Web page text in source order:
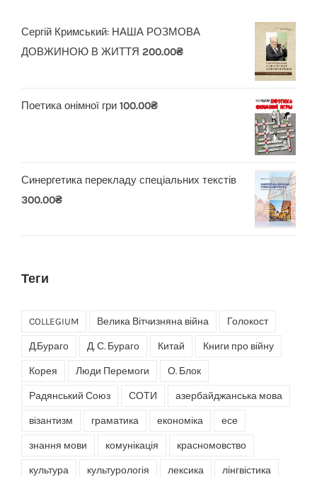
Сергій Кримський: НАША РОЗМОВА
ДОВЖИНОЮ В ЖИТТЯ 200.00₴
Поетика онімної гри 100.00₴
Синергетика перекладу спеціальних текстів
300.00₴
Теги
COLLEGIUM Велика Вітчизняна війна Голокост
Д.Бураго Д. С. Бураго Китай Книги про війну
Корея Люди Перемоги О. Блок
Радянський Союз СОТИ азербайджанська мова
візантизм граматика економіка есе
знання мови комунікація красномовство
культура культурологія лексика лінгвістика